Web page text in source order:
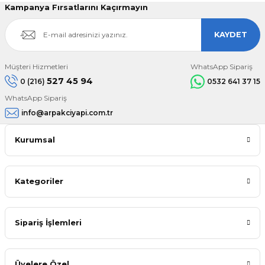
Kampanya Fırsatlarını Kaçırmayın
KAYDET
Müşteri Hizmetleri
0 (216) 527 45 94
WhatsApp Sipariş
0532 641 37 15
WhatsApp Sipariş
info@arpakciyapi.com.tr
Kurumsal
Kategoriler
Sipariş İşlemleri